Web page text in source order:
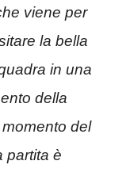
viene per
la bella
in una
della
del
partita è